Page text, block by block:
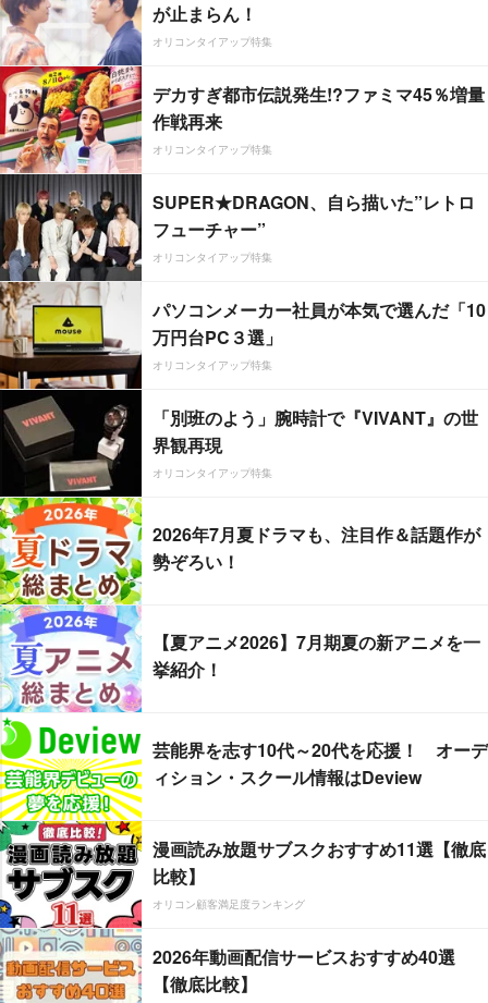
が止まらん！
オリコンタイアップ特集
デカすぎ都市伝説発生!?ファミマ45％増量
作戦再来
オリコンタイアップ特集
SUPER★DRAGON、自ら描いた”レトロ
フューチャー”
オリコンタイアップ特集
パソコンメーカー社員が本気で選んだ「10
万円台PC３選」
オリコンタイアップ特集
「別班のよう」腕時計で『VIVANT』の世
界観再現
オリコンタイアップ特集
2026年7月夏ドラマも、注目作＆話題作が
勢ぞろい！
【夏アニメ2026】7月期夏の新アニメを一
挙紹介！
芸能界を志す10代～20代を応援！ オーデ
ィション・スクール情報はDeview
漫画読み放題サブスクおすすめ11選【徹底
比較】
オリコン顧客満足度ランキング
2026年動画配信サービスおすすめ40選
【徹底比較】